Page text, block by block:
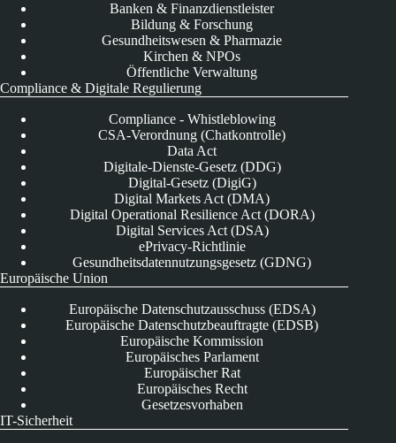
Banken & Finanzdienstleister
Bildung & Forschung
Gesundheitswesen & Pharmazie
Kirchen & NPOs
Öffentliche Verwaltung
Compliance & Digitale Regulierung
Compliance - Whistleblowing
CSA-Verordnung (Chatkontrolle)
Data Act
Digitale-Dienste-Gesetz (DDG)
Digital-Gesetz (DigiG)
Digital Markets Act (DMA)
Digital Operational Resilience Act (DORA)
Digital Services Act (DSA)
ePrivacy-Richtlinie
Gesundheitsdatennutzungsgesetz (GDNG)
Europäische Union
Europäische Datenschutzausschuss (EDSA)
Europäische Datenschutzbeauftragte (EDSB)
Europäische Kommission
Europäisches Parlament
Europäischer Rat
Europäisches Recht
Gesetzesvorhaben
IT-Sicherheit